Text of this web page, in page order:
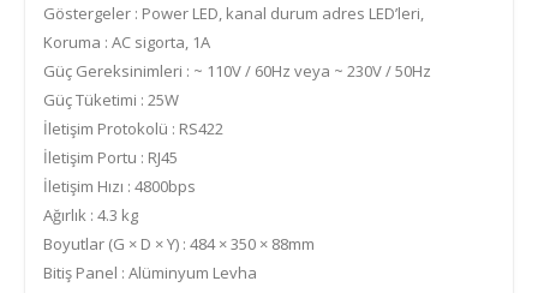
Göstergeler : Power LED, kanal durum adres LED’leri,
Koruma : AC sigorta, 1A
Güç Gereksinimleri : ~ 110V / 60Hz veya ~ 230V / 50Hz
Güç Tüketimi : 25W
İletişim Protokolü : RS422
İletişim Portu : RJ45
İletişim Hızı : 4800bps
Ağırlık : 4.3 kg
Boyutlar (G × D × Y) : 484 × 350 × 88mm
Bitiş Panel : Alüminyum Levha